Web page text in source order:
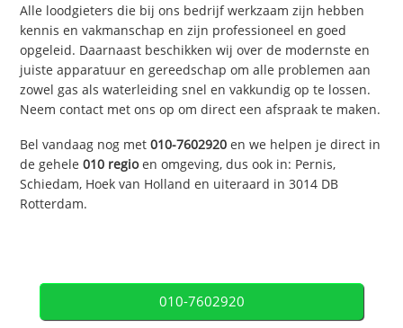
Alle loodgieters die bij ons bedrijf werkzaam zijn hebben
kennis en vakmanschap en zijn professioneel en goed
opgeleid. Daarnaast beschikken wij over de modernste en
juiste apparatuur en gereedschap om alle problemen aan
zowel gas als waterleiding snel en vakkundig op te lossen.
Neem contact met ons op om direct een afspraak te maken.
Bel vandaag nog met010-7602920 en we helpen je direct in
de gehele010 regioen omgeving, dus ook in: Pernis,
Schiedam, Hoek van Holland en uiteraard in 3014 DB
Rotterdam.
010-7602920